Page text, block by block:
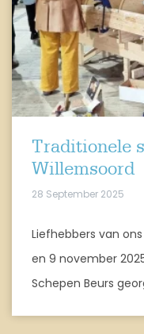
Traditionele
Willemsoord
28 September 2025
Liefhebbers van
en 9 november
Schepen Beurs